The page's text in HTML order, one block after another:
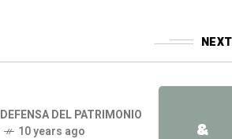
&
DEFENSA DEL PATRIMONIO
10 years ago